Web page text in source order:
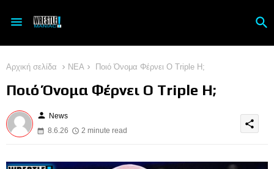
Αρχική σελίδα ΝΕΑ Ποιό Όνομα Φέρνει Ο Triple H;
Ποιό Όνομα Φέρνει Ο Triple H;
person News
8.6.26
2 minute read
share